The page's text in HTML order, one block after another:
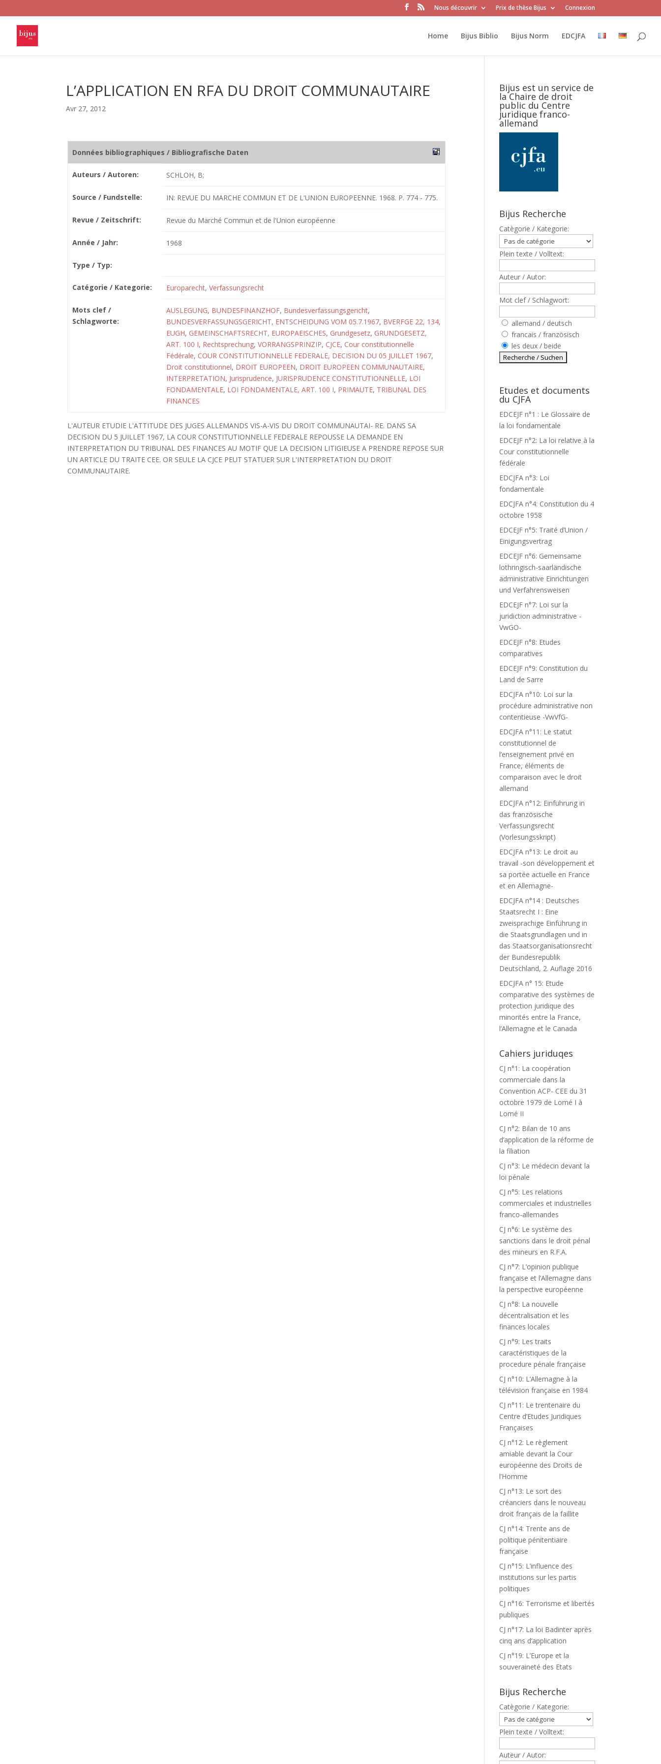
Nous découvrir Prix de thèse Bijus Connexion
Home Bijus Biblio Bijus Norm EDCJFA
L’APPLICATION EN RFA DU DROIT COMMUNAUTAIRE
Avr 27, 2012
Données bibliographiques / Bibliografische Daten
Auteurs / Autoren: SCHLOH, B;
Source / Fundstelle: IN: REVUE DU MARCHE COMMUN ET DE L'UNION EUROPEENNE. 1968. P. 774 - 775.
Revue / Zeitschrift: Revue du Marché Commun et de l'Union européenne
Année / Jahr: 1968
Type / Typ:
Catégorie / Kategorie: Europarecht, Verfassungsrecht
Mots clef /
Schlagworte:
AUSLEGUNG, BUNDESFINANZHOF, Bundesverfassungsgericht,
BUNDESVERFASSUNGSGERICHT, ENTSCHEIDUNG VOM 05.7.1967, BVERFGE 22, 134,
EUGH, GEMEINSCHAFTSRECHT, EUROPAEISCHES, Grundgesetz, GRUNDGESETZ,
ART. 100 I, Rechtsprechung, VORRANGSPRINZIP, CJCE, Cour constitutionnelle
Fédérale, COUR CONSTITUTIONNELLE FEDERALE, DECISION DU 05 JUILLET 1967,
Droit constitutionnel, DROIT EUROPEEN, DROIT EUROPEEN COMMUNAUTAIRE,
INTERPRETATION, Jurisprudence, JURISPRUDENCE CONSTITUTIONNELLE, LOI
FONDAMENTALE, LOI FONDAMENTALE, ART. 100 I, PRIMAUTE, TRIBUNAL DES
FINANCES
L'AUTEUR ETUDIE L'ATTITUDE DES JUGES ALLEMANDS VIS-A-VIS DU DROIT COMMUNAUTAI- RE. DANS SA
DECISION DU 5 JUILLET 1967, LA COUR CONSTITUTIONNELLE FEDERALE REPOUSSE LA DEMANDE EN
INTERPRETATION DU TRIBUNAL DES FINANCES AU MOTIF QUE LA DECISION LITIGIEUSE A PRENDRE REPOSE SUR
UN ARTICLE DU TRAITE CEE. OR SEULE LA CJCE PEUT STATUER SUR L'INTERPRETATION DU DROIT
COMMUNAUTAIRE.
Bijus est un service de
la Chaire de droit
public du Centre
juridique franco-
allemand
Bijus Recherche
Catègorie / Kategorie:
Plein texte / Volltext:
Auteur / Autor:
Mot clef / Schlagwort:
allemand / deutsch
francais / französisch
les deux / beide
Etudes et documents
du CJFA
EDCEJF n°1 : Le Glossaire de
la loi fondamentale
EDCEJF n°2: La loi relative à la
Cour constitutionnelle
fédérale
EDCJFA n°3: Loi
fondamentale
EDCJFA n°4: Constitution du 4
octobre 1958
EDCEJF n°5: Traité d’Union /
Einigungsvertrag
EDCEJF n°6: Gemeinsame
lothringisch-saarländische
administrative Einrichtungen
und Verfahrensweisen
EDCEJF n°7: Loi sur la
juridiction administrative -
VwGO-
EDCEJF n°8: Etudes
comparatives
EDCEJF n°9: Constitution du
Land de Sarre
EDCJFA n°10: Loi sur la
procédure administrative non
contentieuse -VwVfG-
EDCJFA n°11: Le statut
constitutionnel de
l’enseignement privé en
France, éléments de
comparaison avec le droit
allemand
EDCJFA n°12: Einführung in
das französische
Verfassungsrecht
(Vorlesungsskript)
EDCJFA n°13: Le droit au
travail -son développement et
sa portée actuelle en France
et en Allemagne-
EDCJFA n°14 : Deutsches
Staatsrecht I : Eine
zweisprachige Einführung in
die Staatsgrundlagen und in
das Staatsorganisationsrecht
der Bundesrepublik
Deutschland, 2. Auflage 2016
EDCJFA n° 15: Etude
comparative des systèmes de
protection juridique des
minorités entre la France,
l’Allemagne et le Canada
Cahiers juriduqes
CJ n°1: La coopération
commerciale dans la
Convention ACP- CEE du 31
octobre 1979 de Lomé I à
Lomé II
CJ n°2: Bilan de 10 ans
d’application de la réforme de
la filiation
CJ n°3: Le médecin devant la
loi pénale
CJ n°5: Les relations
commerciales et industrielles
franco-allemandes
CJ n°6: Le système des
sanctions dans le droit pénal
des mineurs en R.F.A.
CJ n°7: L’opinion publique
française et l’Allemagne dans
la perspective européenne
CJ n°8: La nouvelle
décentralisation et les
finances locales
CJ n°9: Les traits
caractéristiques de la
procedure pénale française
CJ n°10: L’Allemagne à la
télévision française en 1984
CJ n°11: Le trentenaire du
Centre d’Etudes Juridiques
Françaises
CJ n°12: Le règlement
amiable devant la Cour
européenne des Droits de
l’Homme
CJ n°13: Le sort des
créanciers dans le nouveau
droit français de la faillite
CJ n°14: Trente ans de
politique pénitentiaire
française
CJ n°15: L’influence des
institutions sur les partis
politiques
CJ n°16: Terrorisme et libertés
publiques
CJ n°17: La loi Badinter après
cinq ans d’application
CJ n°19: L’Europe et la
souveraineté des Etats
Bijus Recherche
Catègorie / Kategorie:
Plein texte / Volltext:
Auteur / Autor: